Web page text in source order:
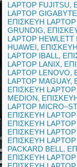
LAPTOP FUJITSU,
LAPTOP GIGABYTE
ΕΠΙΣΚΕΥΗ LAPTOP
GRUNDIG,
LAPTOP HEWLETT
HUAWEI,
LAPTOP IBALL,
LAPTOP LANIX,
LAPTOP LENOVO,
LAPTOP MAGUAY,
ΕΠΙΣΚΕΥΗ
MEDION,
LAPTOP
ΕΠΙΣΚΕΥΗ LAPTOP
ΕΠΙΣΚΕΥΗ
ΕΠΙΣΚΕΥΗ LAPTOP
ΕΠΙΣΚΕΥΗ LAPTOP
PACKARD BELL,
ΕΠΙΣΚΕΥΗ LAPTOP